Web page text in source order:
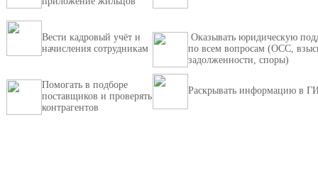
Вести кадровый учёт и
начисления сотрудникам
Оказывать юридическую
по всем вопросам (ОСС,
задолженности, споры)
Помогать в подборе
поставщиков и проверять
контрагентов
Раскрывать информацию в